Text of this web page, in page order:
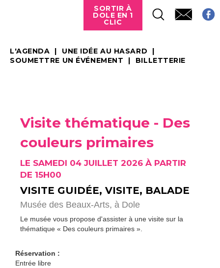
SORTIR À
DOLE EN 1
CLIC
L'AGENDA
UNE IDÉE AU HASARD
SOUMETTRE UN ÉVÉNEMENT
BILLETTERIE
Visite thématique - Des
couleurs primaires
LE SAMEDI 04 JUILLET 2026 À PARTIR
DE 15H00
VISITE GUIDÉE, VISITE, BALADE
Musée des Beaux-Arts, à Dole
Le musée vous propose d'assister à une visite sur la
thématique « Des couleurs primaires ».
Réservation :
Entrée libre